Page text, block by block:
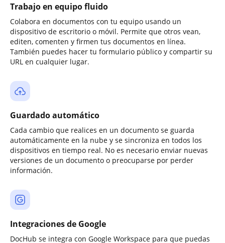
Trabajo en equipo fluido
Colabora en documentos con tu equipo usando un
dispositivo de escritorio o móvil. Permite que otros vean,
editen, comenten y firmen tus documentos en línea.
También puedes hacer tu formulario público y compartir su
URL en cualquier lugar.
Guardado automático
Cada cambio que realices en un documento se guarda
automáticamente en la nube y se sincroniza en todos los
dispositivos en tiempo real. No es necesario enviar nuevas
versiones de un documento o preocuparse por perder
información.
Integraciones de Google
DocHub se integra con Google Workspace para que puedas